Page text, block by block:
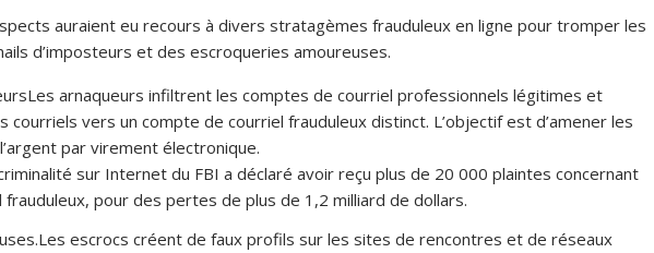
auraient eu recours à divers stratagèmes frauduleux en ligne pour tromper les
d’imposteurs et des escroqueries amoureuses.
arnaqueurs infiltrent les comptes de courriel professionnels légitimes et
courriels vers un compte de courriel frauduleux distinct. L’objectif est d’amener les
par virement électronique.
sur Internet du FBI a déclaré avoir reçu plus de 20 000 plaintes concernant
pour des pertes de plus de 1,2 milliard de dollars.
escrocs créent de faux profils sur les sites de rencontres et de réseaux